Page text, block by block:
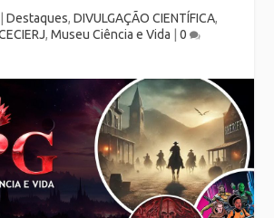
Destaques, DIVULGAÇÃO CIENTÍFICA,
, Museu Ciência e Vida 0